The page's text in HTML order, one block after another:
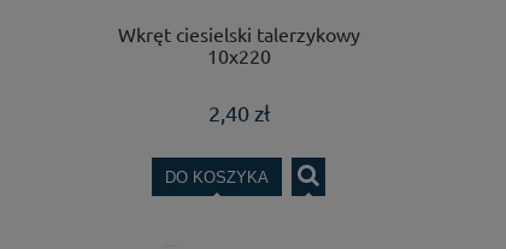
Wkręt ciesielski talerzykowy
10x220
2,40 zł
DO KOSZYKA